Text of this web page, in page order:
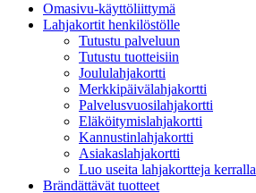
Omasivu-käyttöliittymä
Lahjakortit henkilöstölle
Tutustu palveluun
Tutustu tuotteisiin
Joululahjakortti
Merkkipäivälahjakortti
Palvelusvuosilahjakortti
Eläköitymislahjakortti
Kannustinlahjakortti
Asiakaslahjakortti
Luo useita lahjakortteja kerralla
Brändättävät tuotteet